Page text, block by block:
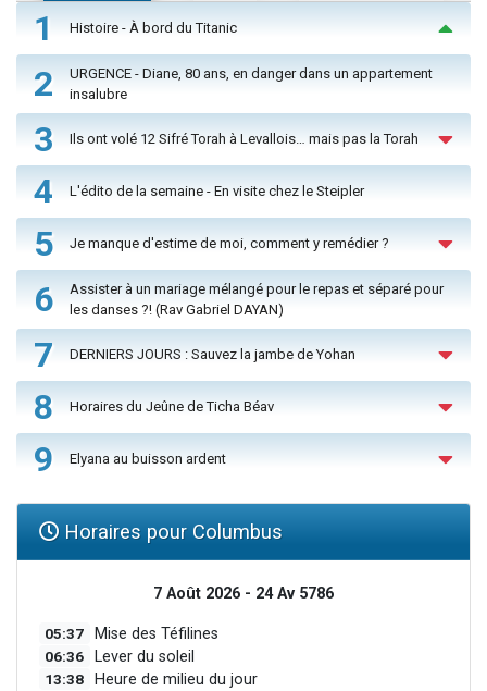
1 Histoire - À bord du Titanic
2
URGENCE - Diane, 80 ans, en danger dans un appartement
insalubre
3 Ils ont volé 12 Sifré Torah à Levallois… mais pas la Torah
4 L'édito de la semaine - En visite chez le Steipler
5 Je manque d'estime de moi, comment y remédier ?
6
Assister à un mariage mélangé pour le repas et séparé pour
les danses ?! (Rav Gabriel DAYAN)
7 DERNIERS JOURS : Sauvez la jambe de Yohan
8 Horaires du Jeûne de Ticha Béav
9 Elyana au buisson ardent
Horaires pour Columbus
7 Août 2026 - 24 Av 5786
05:37 Mise des Téfilines
06:36 Lever du soleil
13:38 Heure de milieu du jour